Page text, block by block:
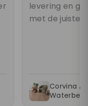
levering en
met de juiste
Corvina